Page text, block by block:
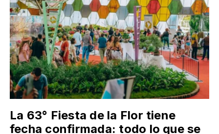
La 63° Fiesta de la Flor tiene
fecha confirmada: todo lo que se